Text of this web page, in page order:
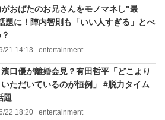
おばたのお兄さんをモノマネし"最
題に！陣内智則も「いい人すぎる」とべ
21 14:13 entertainment
濱口優が離婚会見？有田哲平「どこより
いただいているのが恒例」 #脱力タイム
題
22 18:20 entertainment